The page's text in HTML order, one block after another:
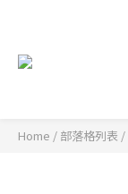
Home / 部落格列表 /